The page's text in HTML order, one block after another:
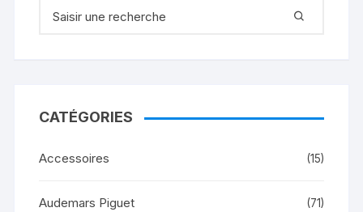
CATÉGORIES
Accessoires (15)
Audemars Piguet (71)